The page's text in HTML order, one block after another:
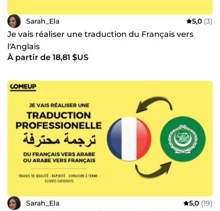
Sarah_Ela 5,0 (3)
Je vais réaliser une traduction du Français vers
l'Anglais
À partir de 18,81 $US
Sarah_Ela 5,0 (19)